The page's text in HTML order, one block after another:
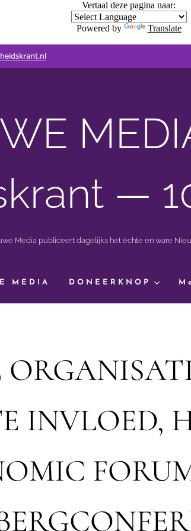
Vertaal deze pagina naar:
Powered by Translate
—
Media publiceert dagelijks het èchte en ware
MEDIA DONEERKNOP
INVLOED,